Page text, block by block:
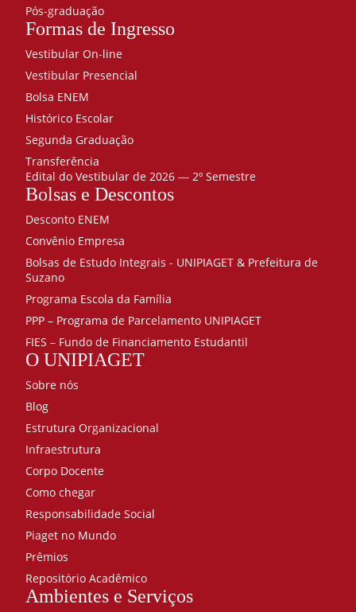
Pós-graduação
Formas de Ingresso
Vestibular On-line
Vestibular Presencial
Bolsa ENEM
Histórico Escolar
Segunda Graduação
Transferência
Edital do Vestibular de 2026 — 2º Semestre
Bolsas e Descontos
Desconto ENEM
Convênio Empresa
Bolsas de Estudo Integrais - UNIPIAGET & Prefeitura de
Suzano
Programa Escola da Família
PPP – Programa de Parcelamento UNIPIAGET
FIES – Fundo de Financiamento Estudantil
O UNIPIAGET
Sobre nós
Blog
Estrutura Organizacional
Infraestrutura
Corpo Docente
Como chegar
Responsabilidade Social
Piaget no Mundo
Prêmios
Repositório Acadêmico
Ambientes e Serviços